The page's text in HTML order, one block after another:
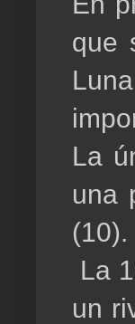
que
La
una
(10).
La
un